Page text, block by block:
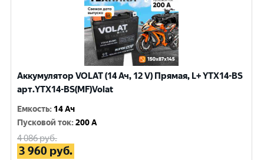
Аккумулятор VOLAT (14 Ач, 12 V) Прямая, L+ YTX14-BS
арт.YTX14-BS(MF)Volat
Емкость: 14 Ач
Пусковой ток:200 A
4 086руб.
3 960 руб.